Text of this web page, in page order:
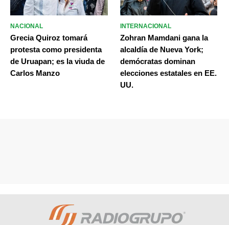
NACIONAL
Grecia Quiroz tomará
protesta como presidenta
de Uruapan; es la viuda de
Carlos Manzo
INTERNACIONAL
Zohran Mamdani gana la
alcaldía de Nueva York;
demócratas dominan
elecciones estatales en EE.
UU.